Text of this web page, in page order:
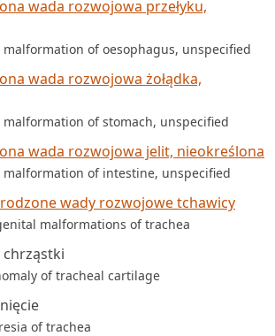
wada rozwojowa przełyku,
malformation of oesophagus, unspecified
wada rozwojowa żołądka,
malformation of stomach, unspecified
wada rozwojowa jelit, nieokreślona
malformation of intestine, unspecified
wady rozwojowe tchawicy
malformations of trachea
chrząstki
of tracheal cartilage
of trachea